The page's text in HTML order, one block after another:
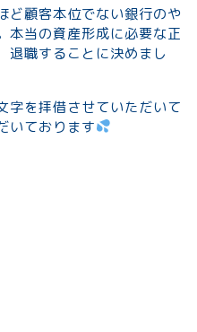
ど顧客本位でない銀行のや
本当の資産形成に必要な正
退職することに決めまし
字を拝借させていただいて
いております